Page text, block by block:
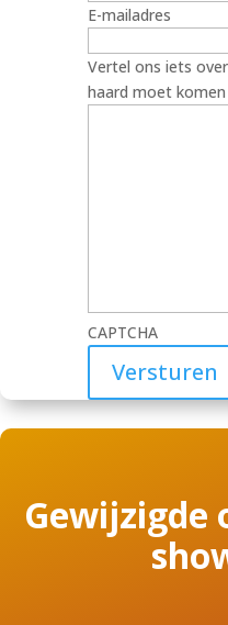
E-mailadres
Vertel ons iets
haard moet komen
CAPTCHA
Gewijzigde